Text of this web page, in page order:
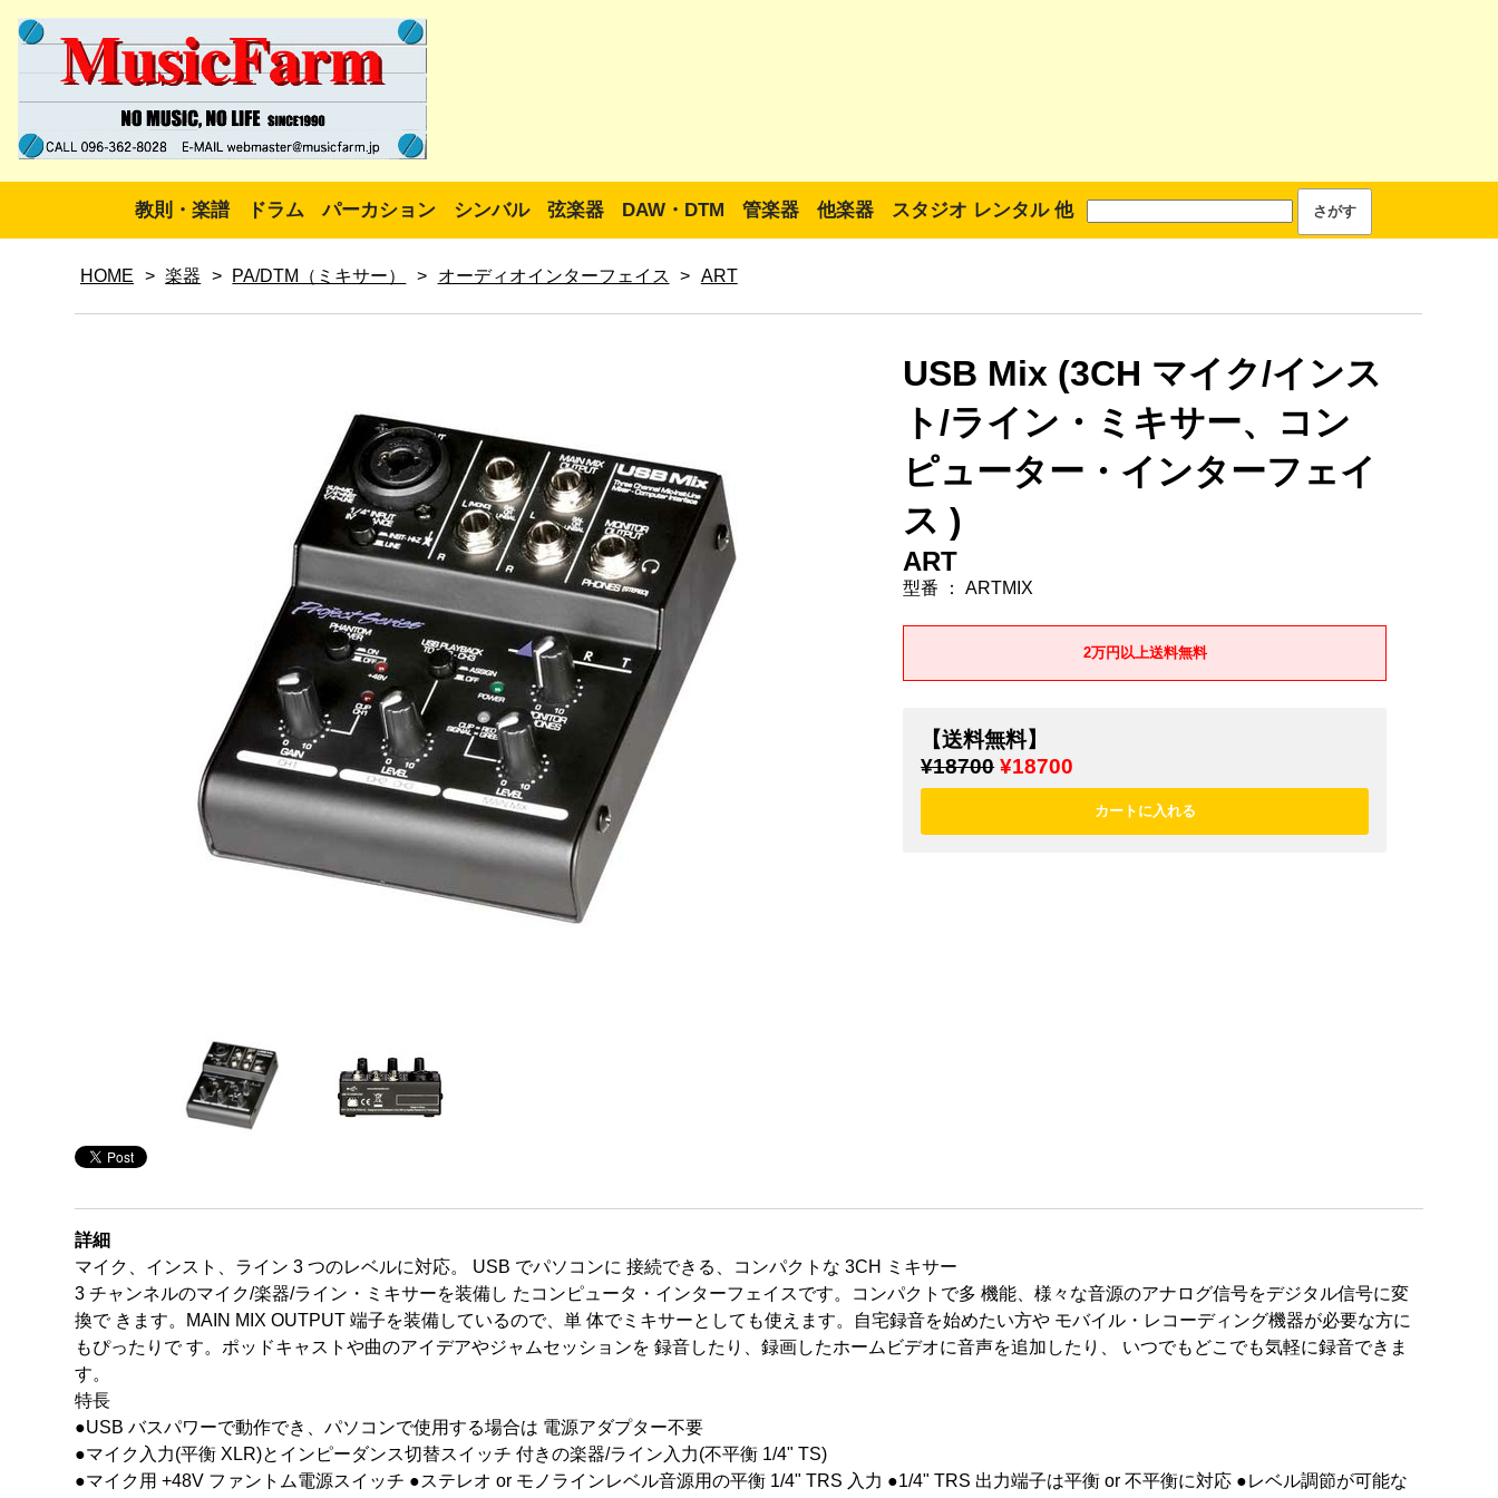
教則・楽譜 ドラム パーカション シンバル 弦楽器 DAW・DTM 管楽器 他楽器 スタジオ レンタル 他
HOME > 楽器 > PA/DTM（ミキサー） > オーディオインターフェイス > ART
USB Mix (3CH マイク/インス
ト/ライン・ミキサー、コン
ピューター・インターフェイ
ス )
ART
型番 ： ARTMIX
2万円以上送料無料
【送料無料】
¥18700 ¥18700
詳細
マイク、インスト、ライン 3 つのレベルに対応。 USB でパソコンに 接続できる、コンパクトな 3CH ミキサー
3 チャンネルのマイク/楽器/ライン・ミキサーを装備し たコンピュータ・インターフェイスです。コンパクトで多 機能、様々な音源のアナログ信号をデジタル信号に変
換で きます。MAIN MIX OUTPUT 端子を装備しているので、単 体でミキサーとしても使えます。自宅録音を始めたい方や モバイル・レコーディング機器が必要な方に
もぴったりで す。ポッドキャストや曲のアイデアやジャムセッションを 録音したり、録画したホームビデオに音声を追加したり、 いつでもどこでも気軽に録音できま
す。
特長
●USB バスパワーで動作でき、パソコンで使用する場合は 電源アダプター不要
●マイク入力(平衡 XLR)とインピーダンス切替スイッチ 付きの楽器/ライン入力(不平衡 1/4" TS)
●マイク用 +48V ファントム電源スイッチ ●ステレオ or モノラインレベル音源用の平衡 1/4" TRS 入力 ●1/4" TRS 出力端子は平衡 or 不平衡に対応 ●レベル調節が可能な